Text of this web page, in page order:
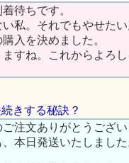
待ちです。
私。それでもやせた
入を決めました。
すね。これからよろし
きする秘訣？
注文ありがとうござい
本日発送いたしました